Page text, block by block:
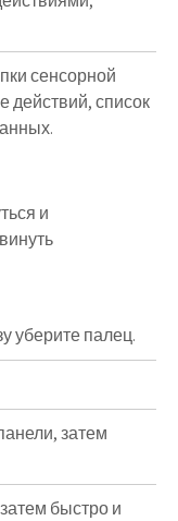
сенсорной
действий, список
и
уберите палец.
затем
быстро и